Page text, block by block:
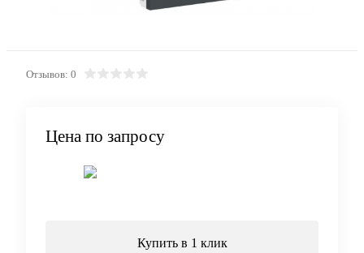
Отзывов: 0
Цена по запросу
Купить в 1 клик